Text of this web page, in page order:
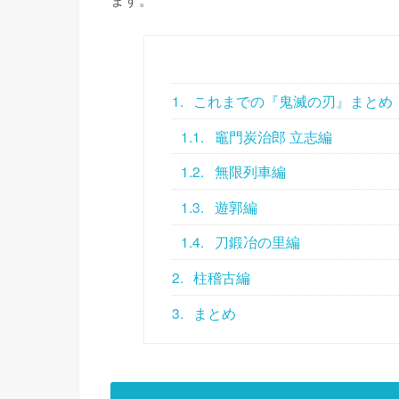
1.
これまでの『鬼滅の刃』まとめ
1.1.
竈門炭治郎 立志編
1.2. 無限列車編
1.3. 遊郭編
1.4.
刀鍛冶の里編
2. 柱稽古編
3.
まとめ